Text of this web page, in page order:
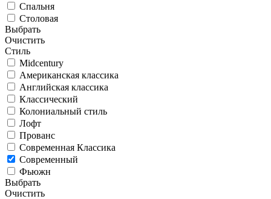
Спальня
Столовая
Выбрать
Очистить
Стиль
Midcentury
Американская классика
Английская классика
Классический
Колониальный стиль
Лофт
Прованс
Современная Классика
Современный
Фьюжн
Выбрать
Очистить